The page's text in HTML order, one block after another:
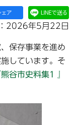
2026年5月22日
保存事業を進め
しています。そ
熊谷市史料集1